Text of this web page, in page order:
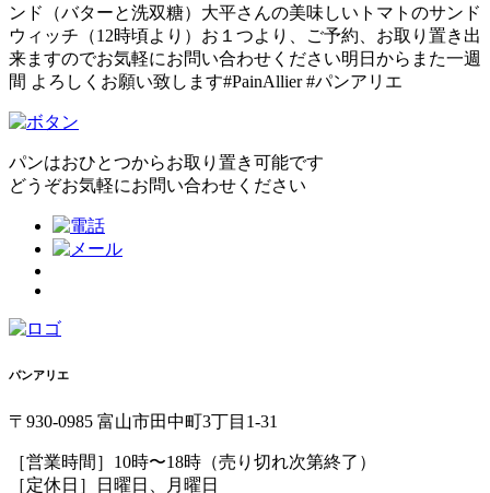
ンド（バターと洗双糖）大平さんの美味しいトマトのサンド
ウィッチ（12時頃より）お１つより、ご予約、お取り置き出
来ますのでお気軽にお問い合わせください明日からまた一週
間 よろしくお願い致します#PainAllier #パンアリエ
パンはおひとつからお取り置き可能です
どうぞお気軽にお問い合わせください
パンアリエ
〒930-0985 富山市田中町3丁目1-31
［営業時間］10時〜18時（売り切れ次第終了）
［定休日］日曜日、月曜日